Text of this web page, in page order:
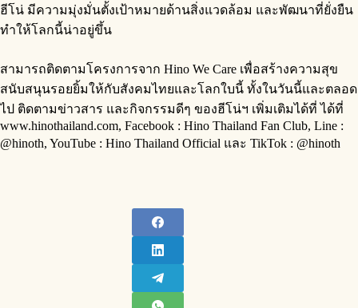
ฮีโน่ มีความมุ่งมั่นตั้งเป้าหมายด้านสิ่งแวดล้อม และพัฒนาที่ยั่งยืน
ทำให้โลกนี้น่าอยู่ขึ้น
สามารถติดตามโครงการจาก Hino We Care เพื่อสร้างความสุข
สนับสนุนรอยยิ้มให้กับสังคมไทยและโลกใบนี้ ทั้งในวันนี้และตลอด
ไป ติดตามข่าวสาร และกิจกรรมดีๆ ของฮีโน่ฯ เพิ่มเติมได้ที่ ได้ที่
www.hinothailand.com, Facebook : Hino Thailand Fan Club, Line :
@hinoth, YouTube : Hino Thailand Official และ TikTok : @hinoth